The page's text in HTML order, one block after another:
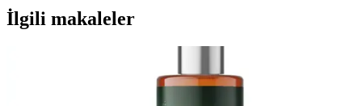
İlgili makaleler